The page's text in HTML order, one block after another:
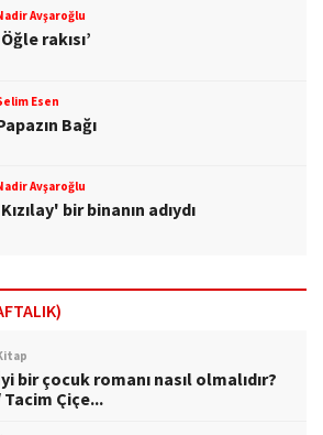
Avşaroğlu
rakısı’
Esen
Bağı
Avşaroğlu
bir binanın adıydı
bir çocuk romanı nasıl olmalıdır?
Tacim Çiçe...